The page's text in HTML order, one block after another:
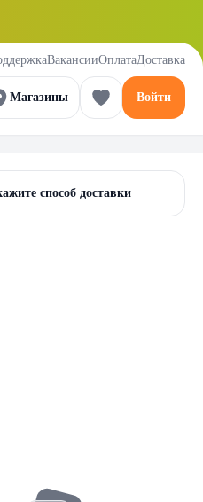
ВакансииОплатаДоставка
Магазины Войти
способ доставки